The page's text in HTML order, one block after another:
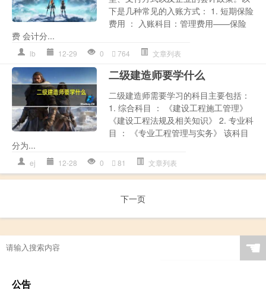
下是几种常见的入账方式： 1. 短期保险
费用 ： 入账科目：管理费用——保险
费 会计分...
lb 12-29 0 764 文章列表
二级建造师要学什么
二级建造师需要学习的科目主要包括：
1. 综合科目 ： 《建设工程施工管理》
《建设工程法规及相关知识》 2. 专业科
目 ： 《专业工程管理与实务》 该科目
分为...
ej 12-28 0 81 文章列表
下一页
☚
公告